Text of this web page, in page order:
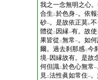
我之一念無明之心
合生 二於色身一。依
砂一。是故依正莫レ不
體從 二 因縁一有。故使
果皆從 二無常一。如
爾。過去刹那感二今
境一 因縁故有。是故
何但識二於色心無常一
見二法性眞如常住一